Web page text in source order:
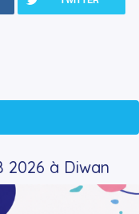
2026 à Diwan